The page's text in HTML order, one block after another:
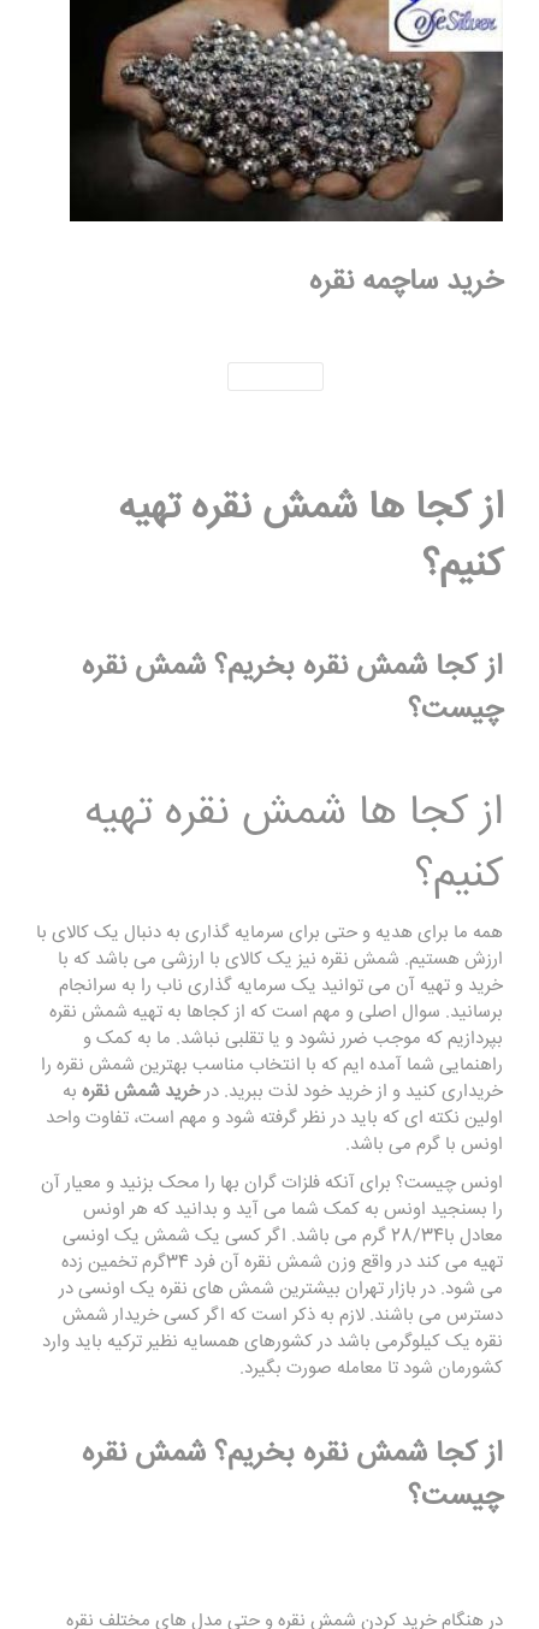
خرید ساچمه نقره
از کجا ها شمش نقره تهیه
کنیم؟
از کجا شمش نقره بخریم؟ شمش نقره
چیست؟
از کجا ها شمش نقره تهیه
کنیم؟
همه ما برای هدیه و حتی برای سرمایه گذاری به دنبال یک کالای با
ارزش هستیم. شمش نقره نیز یک کالای با ارزشی می باشد که با
خرید و تهیه آن می توانید یک سرمایه گذاری ناب را به سرانجام
برسانید. سوال اصلی و مهم است که از کجاها به تهیه شمش نقره
بپردازیم که موجب ضرر نشود و یا تقلبی نباشد. ما به کمک و
راهنمایی شما آمده ایم که با انتخاب مناسب بهترین شمش نقره را
خریداری کنید و از خرید خود لذت ببرید. درخرید شمش نقره به
اولین نکته ای که باید در نظر گرفته شود و مهم است، تفاوت واحد
اونس با گرم می باشد.
اونس چیست؟ برای آنکه فلزات گران بها را محک بزنید و معیار آن
را بسنجید اونس به کمک شما می آید و بدانید که هر اونس
معادل با28/34 گرم می باشد. اگر کسی یک شمش یک اونسی
تهیه می کند در واقع وزن شمش نقره آن فرد 34گرم تخمین زده
می شود. در بازار تهران بیشترین شمش های نقره یک اونسی در
دسترس می باشند. لازم به ذکر است که اگر کسی خریدار شمش
نقره یک کیلوگرمی باشد در کشورهای همسایه نظیر ترکیه باید وارد
کشورمان شود تا معامله صورت بگیرد.
از کجا شمش نقره بخریم؟ شمش نقره
چیست؟
در هنگام خرید کردن شمش نقره و حتی مدل های مختلف نقره